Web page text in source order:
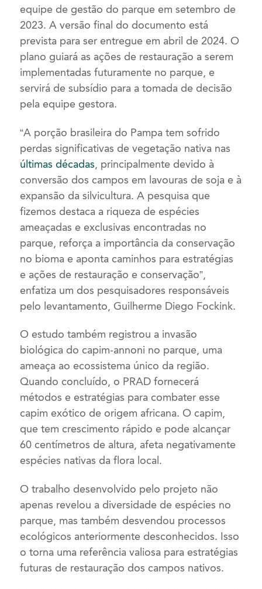
equipe de gestão do parque em setembro de
2023. A versão final do documento está
prevista para ser entregue em abril de 2024. O
plano guiará as ações de restauração a serem
implementadas futuramente no parque, e
servirá de subsídio para a tomada de decisão
pela equipe gestora.
“A porção brasileira do Pampa tem sofrido
perdas significativas de vegetação nativa nas
últimas décadas, principalmente devido à
conversão dos campos em lavouras de soja e à
expansão da silvicultura. A pesquisa que
fizemos destaca a riqueza de espécies
ameaçadas e exclusivas encontradas no
parque, reforça a importância da conservação
no bioma e aponta caminhos para estratégias
e ações de restauração e conservação”,
enfatiza um dos pesquisadores responsáveis
pelo levantamento, Guilherme Diego Fockink.
O estudo também registrou a invasão
biológica do capim-annoni no parque, uma
ameaça ao ecossistema único da região.
Quando concluído, o PRAD fornecerá
métodos e estratégias para combater esse
capim exótico de origem africana. O capim,
que tem crescimento rápido e pode alcançar
60 centímetros de altura, afeta negativamente
espécies nativas da flora local.
O trabalho desenvolvido pelo projeto não
apenas revelou a diversidade de espécies no
parque, mas também desvendou processos
ecológicos anteriormente desconhecidos. Isso
o torna uma referência valiosa para estratégias
futuras de restauração dos campos nativos.